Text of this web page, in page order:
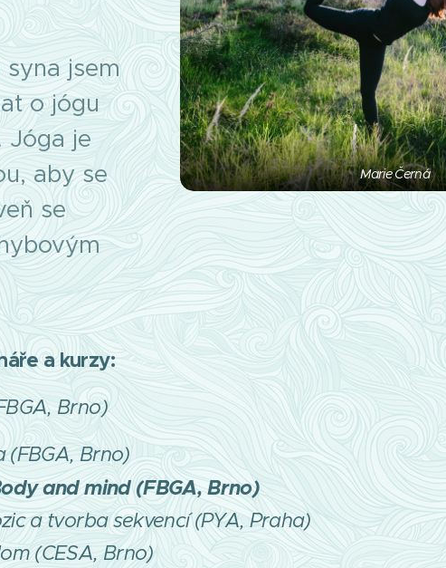
jsem
o jógu
Jóga je
aby se
se
Marie Černá
a kurzy:
Brno)
(FBGA, Brno)
and mind (FBGA, Brno)
a tvorba sekvencí (PYA, Praha)
(CESA, Brno)